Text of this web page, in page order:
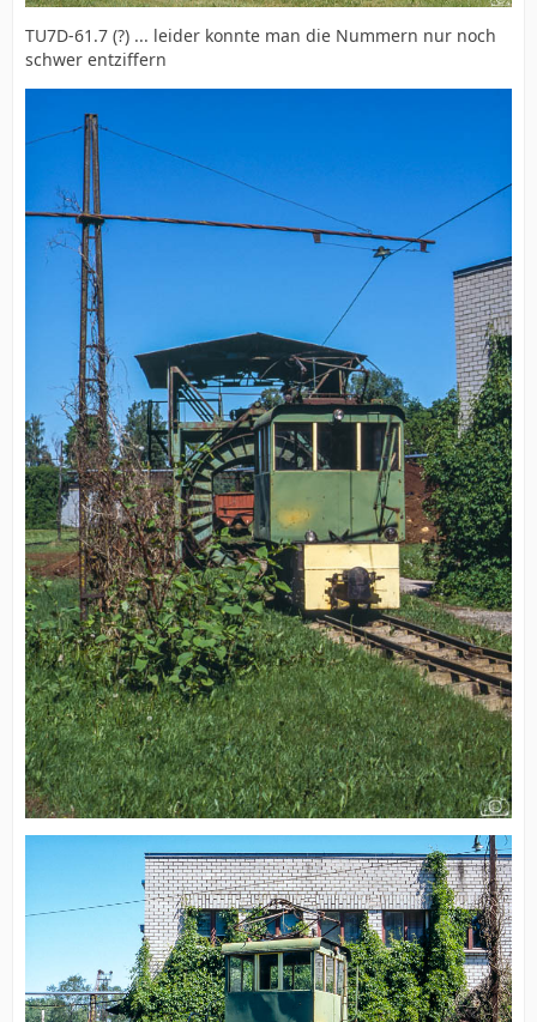
TU7D-61.7 (?) ... leider konnte man die Nummern nur noch
schwer entziffern